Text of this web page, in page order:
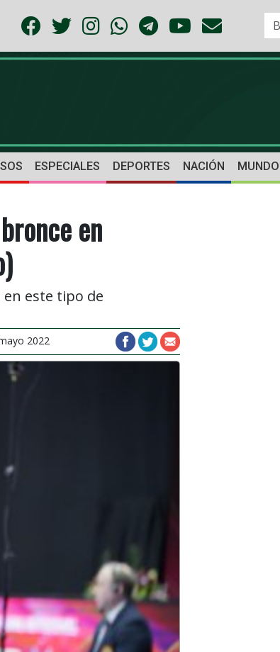
ESPECIALES DEPORTES NACIÓN MUNDO
en
en este tipo de
2022